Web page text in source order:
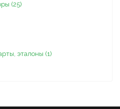
(25)
эталоны (1)